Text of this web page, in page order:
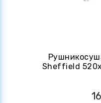
Sheffield